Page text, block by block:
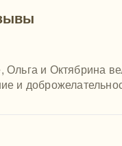
и Октябрина
и